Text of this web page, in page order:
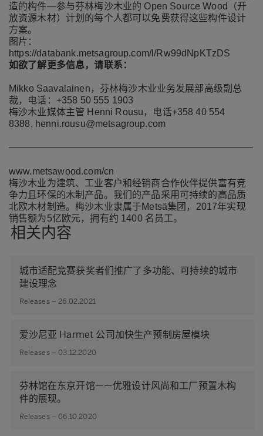
造的构件—参与芬林梅沙木业的 Open Source Wood（开
放资源木材） 计划的每个人都可以免费获得这些构件设计
方案。
图片：
https://databank.metsagroup.com/l/Rw99dNpKTzDS
如欲了解更多信息，请联系：
Mikko Saavalainen，芬林梅沙木业业务发展部高级副总
裁，电话：+358 50 555 1903
梅沙木业媒体主管 Henni Rousu，电话+358 40 554
8388, henni.rousu@metsagroup.com
www.metsawood.com/cn
梅沙木业为建筑、工业客户和经销商合作伙伴提供富有竞
争力且环保的木制产品。我们的产品采用可持续的高品质
北欧木材制造。梅沙木业隶属于Metsä集团 ， 2017年实现
销售额为5亿欧元，拥有约 1400 名员工。
相关内容
城市适配竞赛获奖者们推广了多功能、可持续的城市
建设理念
Releases – 26.02.2021
爱沙尼亚 Harmet 公司加快生产预制房屋模块
Releases – 03.12.2020
芬林馆在东京开馆——优雅设计风尚和工厂预置木构
件的展现。
Releases – 06.10.2020